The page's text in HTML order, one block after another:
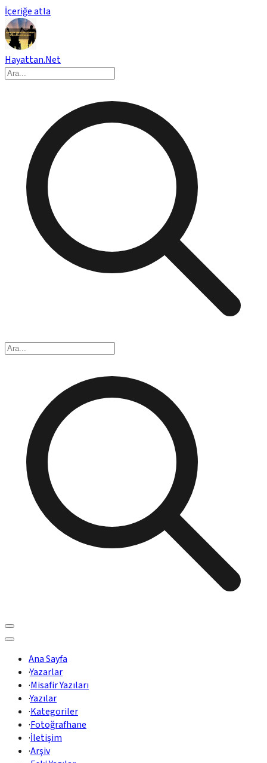
İçeriğe atla
Hayattan.Net
Ana Sayfa
·Yazarlar
·Misafir Yazıları
·Yazılar
·Kategoriler
·Fotoğrafhane
·İletişim
·Arşiv